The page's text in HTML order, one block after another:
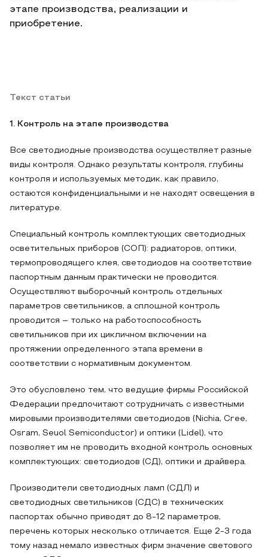
этапе производства, реализации и
приобретение.
Текст статьи
1. Контроль на этапе производства
Все светодиодные производства осуществляет разные
виды контроля. Однако результаты контроля, глубины
контроля и используемых методик, как правило,
остаются конфиденциальными и не находят освещения в
литературе.
Специальный контроль комплектующих светодиодных
осветительных приборов (СОП): радиаторов, оптики,
термопроводящего клея, светодиодов на соответствие
паспортным данным практически не проводится.
Осуществляют выборочный контроль отдельных
параметров светильников, а сплошной контроль
проводится – только на работоспособность
светильников при их цикличном включении на
протяжении определенного этапа времени в
соответствии с нормативным документом.
Это обусловлено тем, что ведущие фирмы Российской
Федерации предпочитают сотрудничать с известными
мировыми производителями светодиодов (Nichia, Cree,
Osram, Seuol Semiconductor) и оптики (Lidel), что
позволяет им не проводить входной контроль основных
комплектующих: светодиодов (СД), оптики и драйвера.
Производители светодиодных ламп (СДЛ) и
светодиодных светильников (СДС) в технических
паспортах обычно приводят до 8-12 параметров,
перечень которых несколько отличается. Еще 2-3 года
тому назад немало известных фирм значение светового